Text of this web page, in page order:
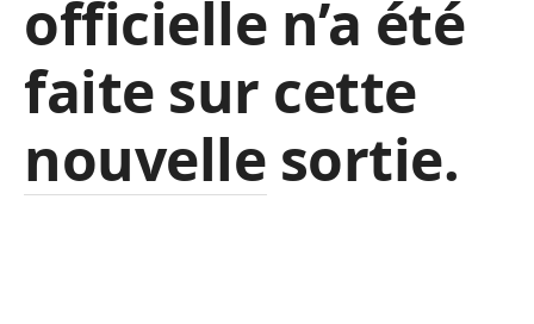
officielle n’a été
faite sur cette
nouvelle sortie.